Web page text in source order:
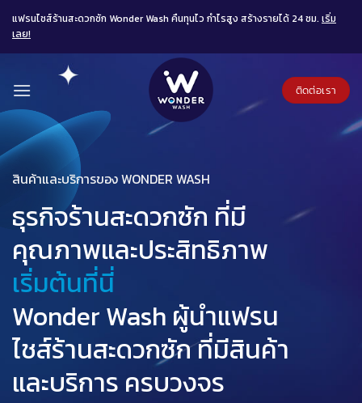
content
แฟรนไชส์ร้านสะดวกซัก Wonder Wash คืนทุนไว กำไรสูง สร้างรายได้ 24 ชม. เริ่ม
เลย!
ติดต่อเรา
สินค้าและบริการของ WONDER WASH
ธุรกิจร้านสะดวกซัก ที่มี
คุณภาพและประสิทธิภาพ
เริ่มต้นที่นี่
Wonder Wash ผู้นำแฟรน
ไชส์ร้านสะดวกซัก ที่มีสินค้า
และบริการ ครบวงจร